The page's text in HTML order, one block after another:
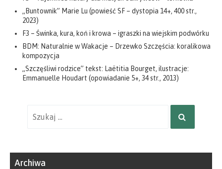
„Buntownik” Marie Lu (powieść SF – dystopia 14+, 400 str.,
2023)
F3 – Świnka, kura, koń i krowa – igraszki na wiejskim podwórku
BDM: Naturalnie w Wakacje – Drzewko Szczęścia: koralikowa
kompozycja
„Szczęśliwi rodzice” tekst: Laëtitia Bourget, ilustracje:
Emmanuelle Houdart (opowiadanie 5+, 34 str., 2013)
SZUKAJ
Archiwa